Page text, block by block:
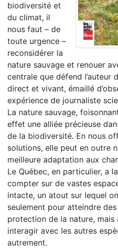
biodiversité et
du climat, il
nous faut – de
toute urgence –
reconsidérer la
nature sauvage et renouer
centrale que défend l’auteur
direct et vivant, émaillé
expérience de journaliste
La nature sauvage,
effet une alliée précieuse
de la biodiversité. En nous
solutions, elle peut en outre
meilleure adaptation aux
Le Québec, en particulier, a
compter sur de vastes
intacte, un atout sur lequel
seulement pour atteindre
protection de la nature, mais
interagir avec les autres
autrement.